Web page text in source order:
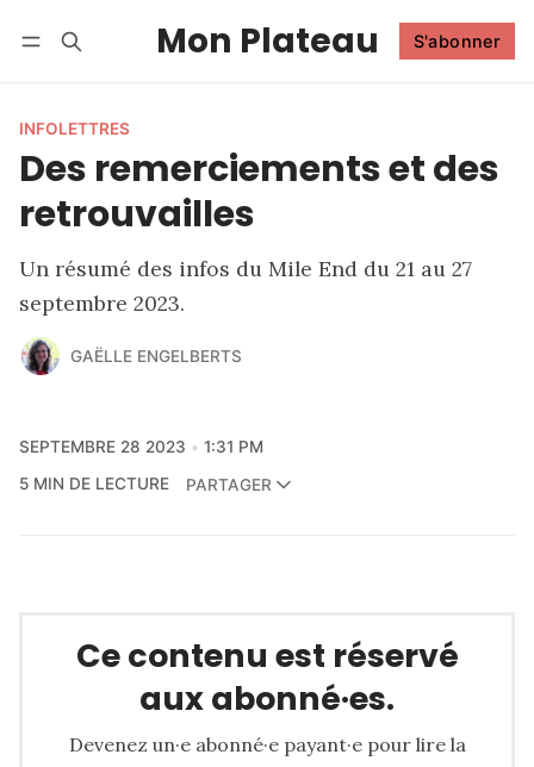
Mon Plateau S'abonner
INFOLETTRES
Des remerciements et des
retrouvailles
Un résumé des infos du Mile End du 21 au 27
septembre 2023.
GAËLLE ENGELBERTS
SEPTEMBRE 28 2023
1:31 PM
5 MIN DE LECTURE
PARTAGER
Ce contenu est réservé
aux abonné·es.
Devenez un·e abonné·e payant·e pour lire la